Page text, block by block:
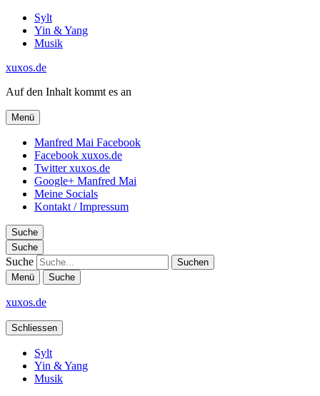
Sylt
Yin & Yang
Musik
xuxos.de
Auf den Inhalt kommt es an
Menü
Manfred Mai Facebook
Facebook xuxos.de
Twitter xuxos.de
Google+ Manfred Mai
Meine Socials
Kontakt / Impressum
Suche
Suche
Suche
Menü Suche
xuxos.de
Schliessen
Sylt
Yin & Yang
Musik